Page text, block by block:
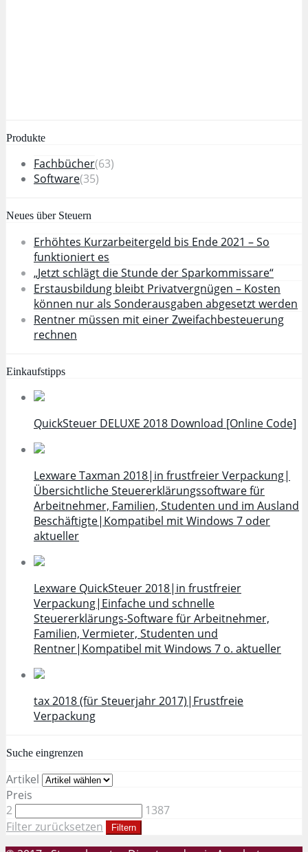
Produkte
Fachbücher(63)
Software(35)
Neues über Steuern
Erhöhtes Kurzarbeitergeld bis Ende 2021 – So
funktioniert es
„Jetzt schlägt die Stunde der Sparkommissare“
Erstausbildung bleibt Privatvergnügen – Kosten
können nur als Sonderausgaben abgesetzt werden
Rentner müssen mit einer Zweifachbesteuerung
rechnen
Einkaufstipps
QuickSteuer DELUXE 2018 Download [Online Code]
Lexware Taxman 2018|in frustfreier Verpackung|
Übersichtliche Steuererklärungssoftware für
Arbeitnehmer, Familien, Studenten und im Ausland
Beschäftigte|Kompatibel mit Windows 7 oder
aktueller
Lexware QuickSteuer 2018|in frustfreier
Verpackung|Einfache und schnelle
Steuererklärungs-Software für Arbeitnehmer,
Familien, Vermieter, Studenten und
Rentner|Kompatibel mit Windows 7 o. aktueller
tax 2018 (für Steuerjahr 2017)|Frustfreie
Verpackung
Suche eingrenzen
Artikel
Preis
2
1387
Filter zurücksetzen
Filtern